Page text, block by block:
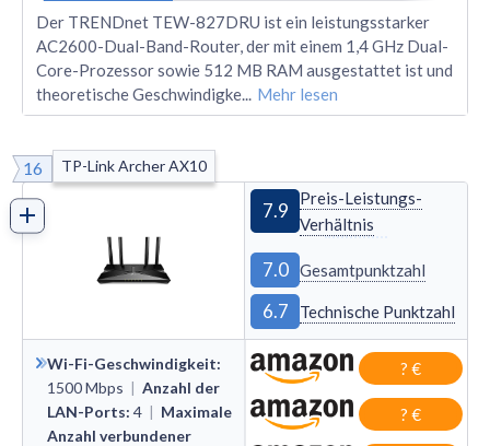
Der TRENDnet TEW-827DRU ist ein leistungsstarker
AC2600-Dual-Band-Router, der mit einem 1,4 GHz Dual-
Core-Prozessor sowie 512 MB RAM ausgestattet ist und
theoretische Geschwindigke... Mehr lesen
16 TP-Link Archer AX10
7.9
Preis-Leistungs-
Verhältnis
7.0 Gesamtpunktzahl
6.7 Technische Punktzahl
Wi-Fi-Geschwindigkeit:
1500Mbps | Anzahl der
LAN-Ports: 4 | Maximale
Anzahl verbundener
? €
? €